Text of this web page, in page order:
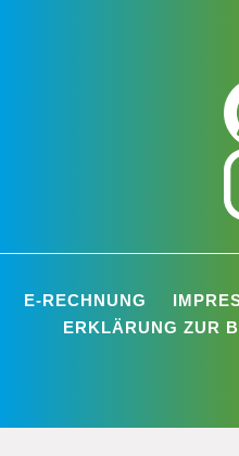
E-RECHNUNG
ERKLÄRUNG ZUR